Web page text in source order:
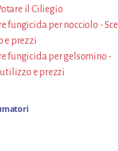
il Ciliegio
fungicida per nocciolo -
e prezzi
fungicida per gelsomino -
e prezzi